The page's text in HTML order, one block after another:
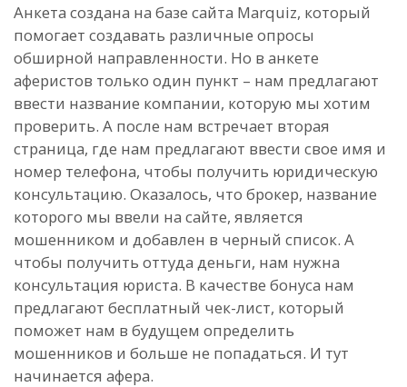
Анкета создана на базе сайта Marquiz, который
помогает создавать различные опросы
обширной направленности. Но в анкете
аферистов только один пункт – нам предлагают
ввести название компании, которую мы хотим
проверить. А после нам встречает вторая
страница, где нам предлагают ввести свое имя и
номер телефона, чтобы получить юридическую
консультацию. Оказалось, что брокер, название
которого мы ввели на сайте, является
мошенником и добавлен в черный список. А
чтобы получить оттуда деньги, нам нужна
консультация юриста. В качестве бонуса нам
предлагают бесплатный чек-лист, который
поможет нам в будущем определить
мошенников и больше не попадаться. И тут
начинается афера.